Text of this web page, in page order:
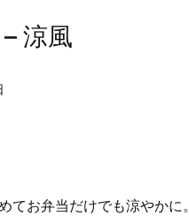
涼風
てお弁当だけでも涼やかに。